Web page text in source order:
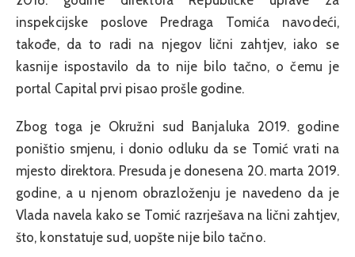
inspekcijske poslove Predraga Tomića navodeći,
takođe, da to radi na njegov lični zahtjev, iako se
kasnije ispostavilo da to nije bilo tačno, o čemu je
portal Capital prvi pisao prošle godine.
Zbog toga je Okružni sud Banjaluka 2019. godine
poništio smjenu, i donio odluku da se Tomić vrati na
mjesto direktora. Presuda je donesena 20. marta 2019.
godine, a u njenom obrazloženju je navedeno da je
Vlada navela kako se Tomić razrješava na lični zahtjev,
što, konstatuje sud, uopšte nije bilo tačno.